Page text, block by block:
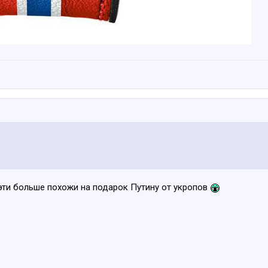
больше похожи на подарок Путину от укропов